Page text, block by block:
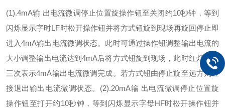
(1).4mA输 出电流微调停止位置旋操作钮至关闭约10秒钟，等到
闪烁显示字时LF时松开操作钮并将方式钮旋到现场再旋回停止即
进入4mA输出电流微调状态。此时可通过操作钮调整输出电流的
大小调整输出电流达到4mA后将方式钮旋到现场，此时红灯闪烁
三次表示4mA输出电流微调完成。若方式钮由停止旋至远方则直
接退出输出电流微调状态。 (2).20mA输 出电流微调停止位置旋
操作钮至打开约10秒钟，等到闪烁显示字母HF时松开操作钮并